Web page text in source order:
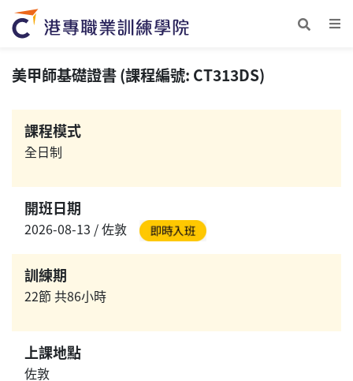
美甲師基礎證書 (課程編號: CT313DS)
課程模式
全日制
開班日期
2026-08-13 / 佐敦
訓練期
22節 共86小時
上課地點
佐敦